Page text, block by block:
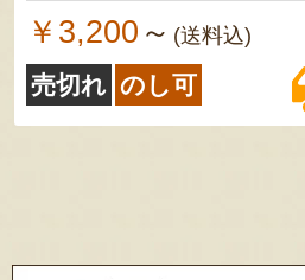
￥3,200 ～ (送料込)
売切れ のし可